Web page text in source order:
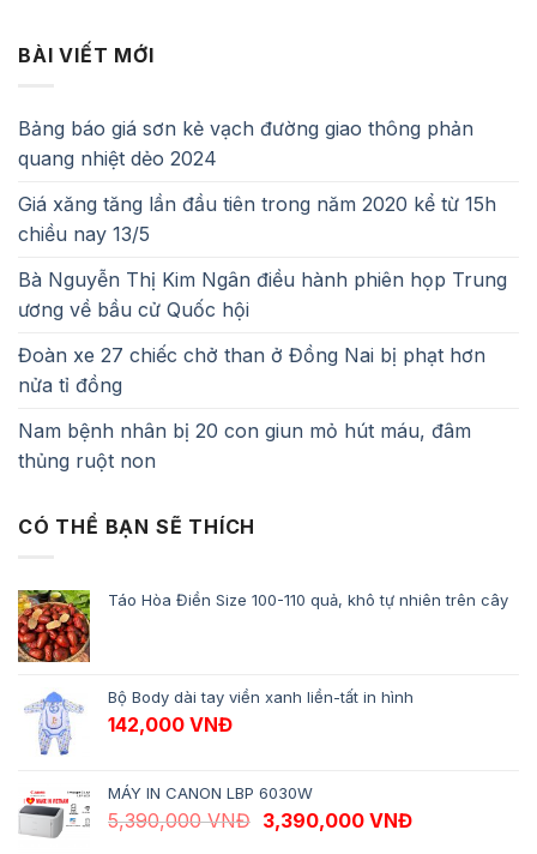
BÀI VIẾT MỚI
Bảng báo giá sơn kẻ vạch đường giao thông phản
quang nhiệt dẻo 2024
Giá xăng tăng lần đầu tiên trong năm 2020 kể từ 15h
chiều nay 13/5
Bà Nguyễn Thị Kim Ngân điều hành phiên họp Trung
ương về bầu cử Quốc hội
Đoàn xe 27 chiếc chở than ở Đồng Nai bị phạt hơn
nửa tỉ đồng
Nam bệnh nhân bị 20 con giun mỏ hút máu, đâm
thủng ruột non
CÓ THỂ BẠN SẼ THÍCH
Táo Hòa Điền Size 100-110 quả, khô tự nhiên trên cây
Bộ Body dài tay viền xanh liền-tất in hình
142,000 VNĐ
MÁY IN CANON LBP 6030W
5,390,000VNĐ Giá gốc là: 5,390,000 VNĐ.
3,390,000 VNĐGiá hiện tại